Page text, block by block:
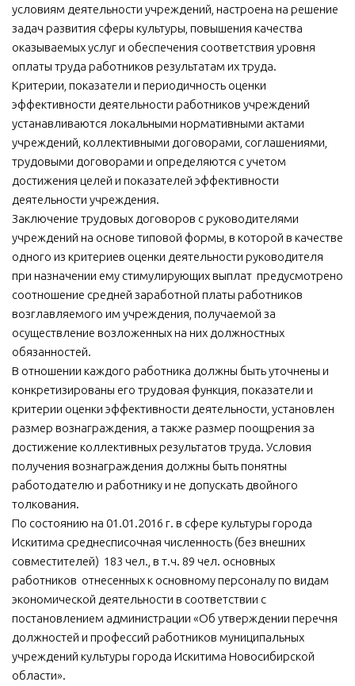
условиям деятельности учреждений, настроена на решение
задач развития сферы культуры, повышения качества
оказываемых услуг и обеспечения соответствия уровня
оплаты труда работников результатам их труда.
Критерии, показатели и периодичность оценки
эффективности деятельности работников учреждений
устанавливаются локальными нормативными актами
учреждений, коллективными договорами, соглашениями,
трудовыми договорами и определяются с учетом
достижения целей и показателей эффективности
деятельности учреждения.
Заключение трудовых договоров с руководителями
учреждений на основе типовой формы, в которой в качестве
одного из критериев оценки деятельности руководителя
при назначении ему стимулирующих выплат предусмотрено
соотношение средней заработной платы работников
возглавляемого им учреждения, получаемой за
осуществление возложенных на них должностных
обязанностей.
В отношении каждого работника должны быть уточнены и
конкретизированы его трудовая функция, показатели и
критерии оценки эффективности деятельности, установлен
размер вознаграждения, а также размер поощрения за
достижение коллективных результатов труда. Условия
получения вознаграждения должны быть понятны
работодателю и работнику и не допускать двойного
толкования.
По состоянию на 01.01.2016 г. в сфере культуры города
Искитима среднесписочная численность (без внешних
совместителей) 183 чел., в т.ч. 89 чел. основных
работников отнесенных к основному персоналу по видам
экономической деятельности в соответствии с
постановлением администрации «Об утверждении перечня
должностей и профессий работников муниципальных
учреждений культуры города Искитима Новосибирской
области».